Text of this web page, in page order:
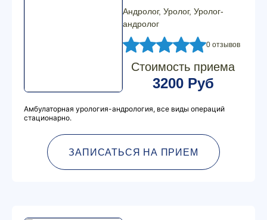
Андролог, Уролог, Уролог-
андролог
0 отзывов
Стоимость приема
3200 Руб
Амбулаторная урология-андрология, все виды операций
стационарно.
ЗАПИСАТЬСЯ НА ПРИЕМ